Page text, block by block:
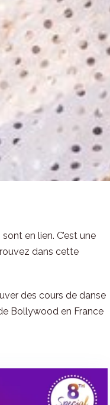
en lien. C’est une
dans cette
des cours de danse
Bollywood en France